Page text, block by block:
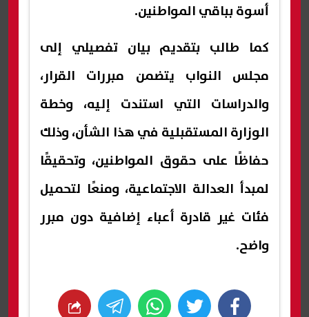
أسوة بباقي المواطنين.
كما طالب بتقديم بيان تفصيلي إلى
مجلس النواب يتضمن مبررات القرار،
والدراسات التي استندت إليه، وخطة
الوزارة المستقبلية في هذا الشأن، وذلك
حفاظًا على حقوق المواطنين، وتحقيقًا
لمبدأ العدالة الاجتماعية، ومنعًا لتحميل
فئات غير قادرة أعباء إضافية دون مبرر
واضح.